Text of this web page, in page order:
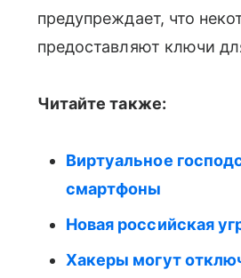
предупреждает, что
предоставляют ключи
Читайте также:
Виртуальное
смартфоны
Новая российская
Хакеры могут